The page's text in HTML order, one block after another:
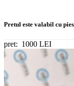
Pretul este valabil cu
pret: 1000 LEI